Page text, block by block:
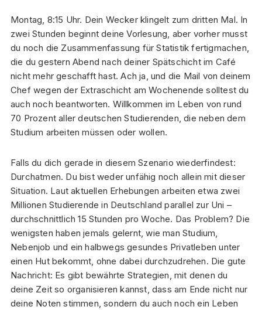
Montag, 8:15 Uhr. Dein Wecker klingelt zum dritten Mal. In
zwei Stunden beginnt deine Vorlesung, aber vorher musst
du noch die Zusammenfassung für Statistik fertigmachen,
die du gestern Abend nach deiner Spätschicht im Café
nicht mehr geschafft hast. Ach ja, und die Mail von deinem
Chef wegen der Extraschicht am Wochenende solltest du
auch noch beantworten. Willkommen im Leben von rund
70 Prozent aller deutschen Studierenden, die neben dem
Studium arbeiten müssen oder wollen.
Falls du dich gerade in diesem Szenario wiederfindest:
Durchatmen. Du bist weder unfähig noch allein mit dieser
Situation. Laut aktuellen Erhebungen arbeiten etwa zwei
Millionen Studierende in Deutschland parallel zur Uni –
durchschnittlich 15 Stunden pro Woche. Das Problem? Die
wenigsten haben jemals gelernt, wie man Studium,
Nebenjob und ein halbwegs gesundes Privatleben unter
einen Hut bekommt, ohne dabei durchzudrehen. Die gute
Nachricht: Es gibt bewährte Strategien, mit denen du
deine Zeit so organisieren kannst, dass am Ende nicht nur
deine Noten stimmen, sondern du auch noch ein Leben